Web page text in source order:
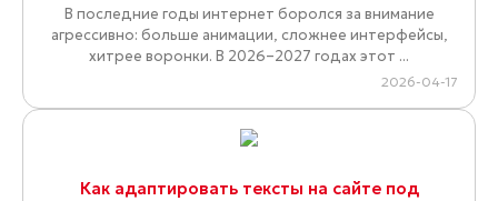
В последние годы интернет боролся за внимание
агрессивно: больше анимации, сложнее интерфейсы,
хитрее воронки. В 2026–2027 годах этот ...
2026-04-17
Как адаптировать тексты на сайте под